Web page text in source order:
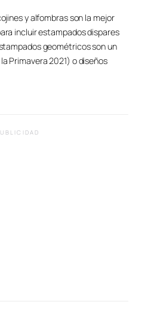
y alfombras son la mejor
incluir estampados dispares
geométricos son un
Primavera 2021) o diseños